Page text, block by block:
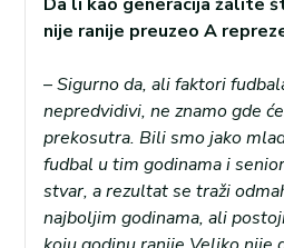
nije ranije preuzeo A
–Sigurno da, ali faktori
nepredvidivi, ne znamo gde
prekosutra. Bili smo jako
fudbal u tim godinama i
stvar, a rezultat se traži
najboljim godinama, ali